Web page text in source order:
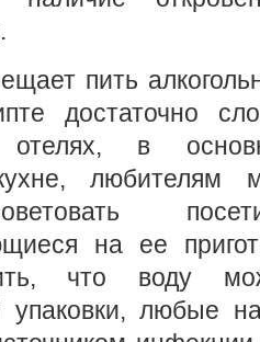
пить
достаточно
в
любителям
на ее
что воду
любые